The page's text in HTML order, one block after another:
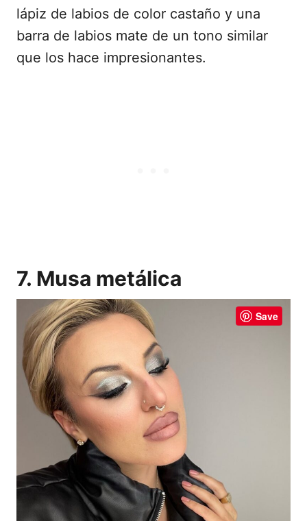
lápiz de labios de color castaño y una
barra de labios mate de un tono similar
que los hace impresionantes.
7. Musa metálica
Save